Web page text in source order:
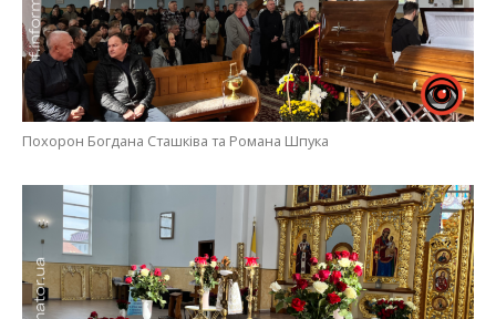
Похорон Богдана Сташківа та Романа Шпука